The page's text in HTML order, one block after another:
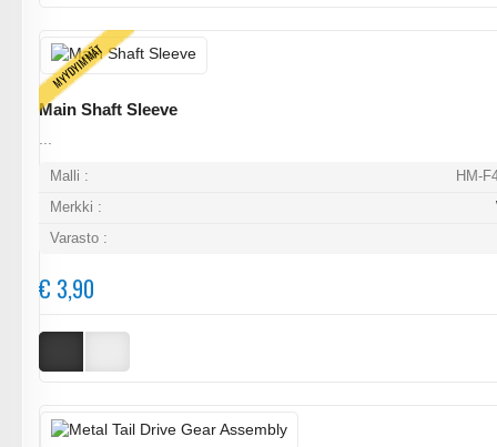
MYYDYIMMÄT
Main Shaft Sleeve
...
Malli :
HM-
Merkki :
Varasto :
€ 3,90